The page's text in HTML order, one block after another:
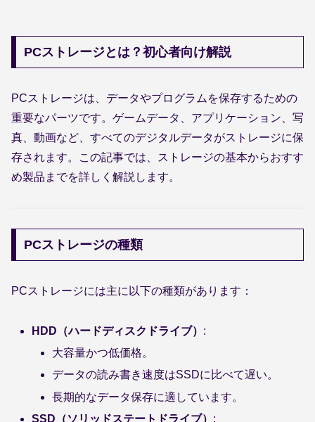
PCストレージとは？初心者向け解説
PCストレージは、データやプログラムを保存するための
重要なパーツです。ゲームデータ、アプリケーション、写
真、動画など、すべてのデジタルデータがストレージに保
存されます。この記事では、ストレージの基本からおすす
め製品までを詳しく解説します。
PCストレージの種類
PCストレージには主に以下の種類があります：
HDD（ハードディスクドライブ） :
大容量かつ低価格。
データの読み書き速度はSSDに比べて遅い。
長期的なデータ保存に適しています。
SSD（ソリッドステートドライブ） :